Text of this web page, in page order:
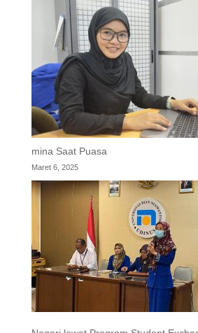
mina Saat Puasa
Maret 6, 2025